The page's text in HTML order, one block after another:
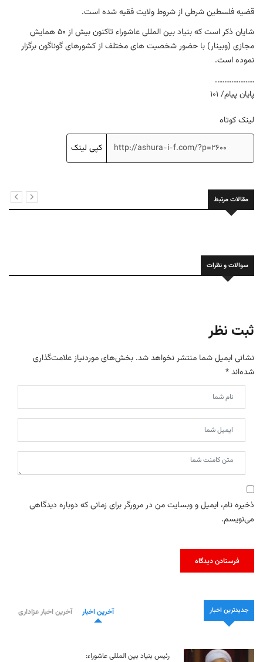
قضیه فلسطین شرطی از شروط ولایت فقیه شده است.
شایان ذکر است که بنیاد بین المللی عاشوراء تاکنون بیش از 50 همایش
مجازی (وبینار) با حضور شخصیت های مختلف از کشورهای گوناگون برگزار
نموده است.
………………….
پایان پیام/ 101
لینک کوتاه
کپی لینک
مقالات مرتبط
سوالات و نظرات
ثبت نظر
نشانی ایمیل شما منتشر نخواهد شد. بخش‌های موردنیاز علامت‌گذاری
شده‌اند*
ذخیره نام، ایمیل و وبسایت من در مرورگر برای زمانی که دوباره دیدگاهی
می‌نویسم.
جدیدترین اخبار آخرین اخبار آخرین اخبار عزاداری
رئیس بنیاد بین المللی عاشوراء: